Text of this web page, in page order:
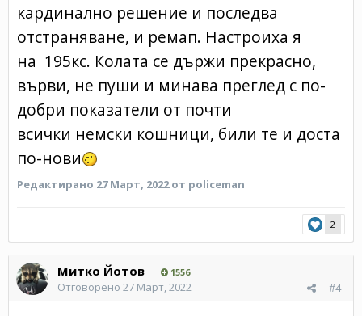
кардинално решение и последва
отстраняване, и ремап. Настроиха я
на 195кс. Колата се държи прекрасно,
върви, не пуши и минава преглед с по-
добри показатели от почти
всички немски кошници, били те и доста
по-нови
Редактирано 27 Март, 2022от policeman
2
Митко Йотов 1556
#4
Отговорено 27 Март, 2022